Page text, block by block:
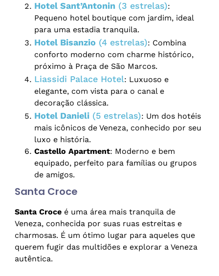
Hotel Sant’Antonin (3 estrelas):
Pequeno hotel boutique com jardim, ideal
para uma estadia tranquila.
Hotel Bisanzio (4 estrelas): Combina
conforto moderno com charme histórico,
próximo à Praça de São Marcos.
Liassidi Palace Hotel: Luxuoso e
elegante, com vista para o canal e
decoração clássica.
Hotel Danieli (5 estrelas): Um dos hotéis
mais icônicos de Veneza, conhecido por seu
luxo e história.
Castello Apartment: Moderno e bem
equipado, perfeito para famílias ou grupos
de amigos.
Santa Croce
Santa Croce é uma área mais tranquila de
Veneza, conhecida por suas ruas estreitas e
charmosas. É um ótimo lugar para aqueles que
querem fugir das multidões e explorar a Veneza
autêntica.